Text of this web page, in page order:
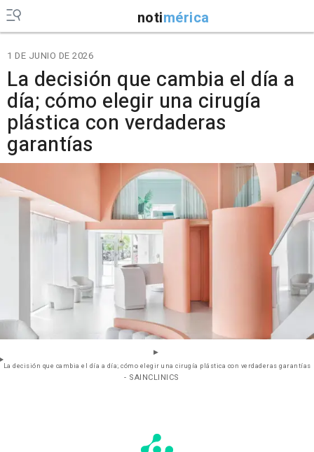
notimérica
1 DE JUNIO DE 2026
La decisión que cambia el día a
día; cómo elegir una cirugía
plástica con verdaderas
garantías
La decisión que cambia el día a día; cómo elegir una cirugía plástica con verdaderas garantías
- SAINCLINICS